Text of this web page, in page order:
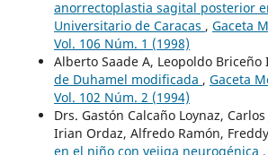
anorrectoplastia sagital posterior
Universitario de Caracas , Gaceta
Vol. 106 Núm. 1 (1998)
Alberto Saade A, Leopoldo Briceño
de Duhamel modificada , Gaceta
Vol. 102 Núm. 2 (1994)
Drs. Gastón Calcaño Loynaz,
Irian Ordaz, Alfredo Ramón,
en el niño con vejiga neurogénica ,